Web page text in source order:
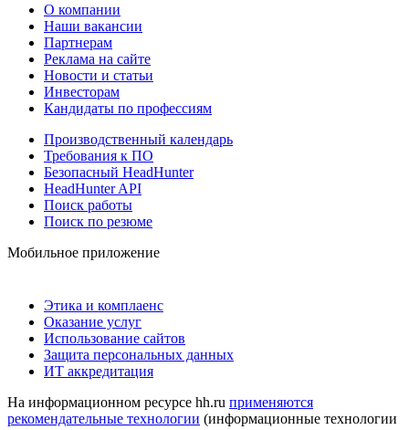
О компании
Наши вакансии
Партнерам
Реклама на сайте
Новости и статьи
Инвесторам
Кандидаты по профессиям
Производственный календарь
Требования к ПО
Безопасный HeadHunter
HeadHunter API
Поиск работы
Поиск по резюме
Мобильное приложение
Этика и комплаенс
Оказание услуг
Использование сайтов
Защита персональных данных
ИТ аккредитация
На информационном ресурсе hh.ru применяются
рекомендательные технологии (информационные технологии